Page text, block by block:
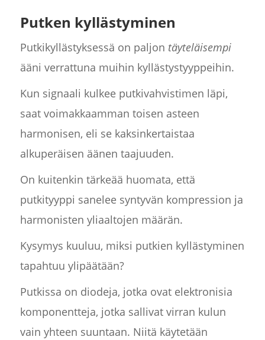
Putken kyllästyminen
Putkikyllästyksessä on paljon täyteläisempi
ääni verrattuna muihin kyllästystyyppeihin.
Kun signaali kulkee putkivahvistimen läpi,
saat voimakkaamman toisen asteen
harmonisen, eli se kaksinkertaistaa
alkuperäisen äänen taajuuden.
On kuitenkin tärkeää huomata, että
putkityyppi sanelee syntyvän kompression ja
harmonisten yliaaltojen määrän.
Kysymys kuuluu, miksi putkien kyllästyminen
tapahtuu ylipäätään?
Putkissa on diodeja, jotka ovat elektronisia
komponentteja, jotka sallivat virran kulun
vain yhteen suuntaan. Niitä käytetään